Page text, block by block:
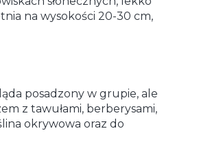
na wysokości 20-30 cm,
posadzony w grupie, ale
z tawułami, berberysami,
okrywowa oraz do